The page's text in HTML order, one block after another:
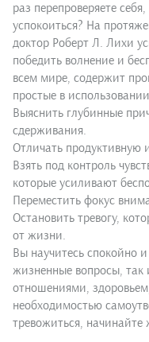
раз перепроверяете
успокоиться? На
доктор Роберт Л. Лихи
победить волнение и
всем мире, содержит
простые в
Выяснить глубинные
сдерживания.
Отличать продуктивную
Взять под контроль
которые усиливают
Переместить фокус
Остановить тревогу,
от жизни.
Вы научитесь спокойно
жизненные вопросы, так
отношениями,
необходимостью
тревожиться, начинайте